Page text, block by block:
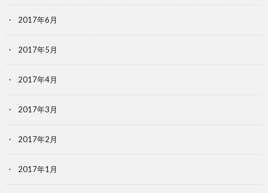
2017年6月
2017年5月
2017年4月
2017年3月
2017年2月
2017年1月